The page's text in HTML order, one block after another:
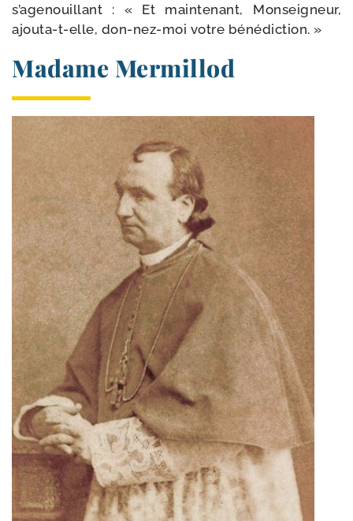
s’agenouillant : « Et main­te­nant, Monseigneur,
ajouta-​t-​elle, don-​nez-​moi votre bénédiction. »
Madame Mermillod